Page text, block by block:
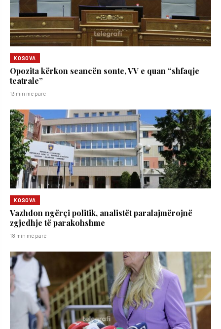
KOSOVA
Opozita kërkon seancën sonte, VV e quan “shfaqje
teatrale”
13 min më parë
KOSOVA
Vazhdon ngërçi politik, analistët paralajmërojnë
zgjedhje të parakohshme
18 min më parë